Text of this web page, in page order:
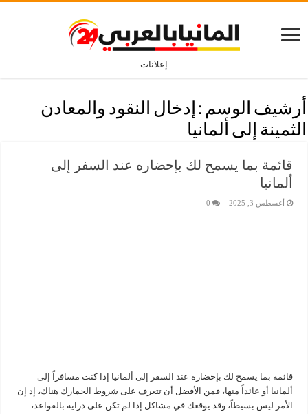
إعلانات
أرشيف الوسم : إدخال النقود والمعادن
الثمينة إلى ألمانيا
قائمة بما يسمح لك بإحضاره عند السفر إلى
ألمانيا
أغسطس 3, 2025 0
قائمة بما يسمح لك بإحضاره عند السفر إلى ألمانيا إذا كنت مسافراً إلى
ألمانيا أو عائداً منها، فمن الأفضل أن تتعرف على شروط الجمارك هناك، إذ إن
الأمر ليس بسيطاً، وقد يوقعك في مشاكل إذا لم تكن على دراية بالقواعد،